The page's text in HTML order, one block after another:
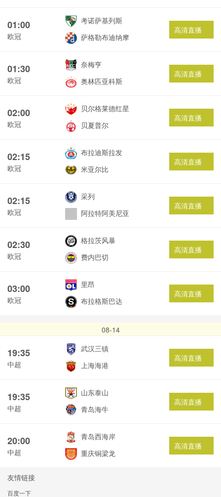
01:00
欧冠
考诺萨基列斯
萨格勒布迪纳摩
高清直播
01:30
欧冠
奈梅亨
奥林匹亚科斯
高清直播
02:00
欧冠
贝尔格莱德红星
贝夏普尔
高清直播
02:15
欧冠
布拉迪斯拉发
米亚尔比
高清直播
02:15
欧冠
采列
阿拉特阿美尼亚
高清直播
02:30
欧冠
格拉茨风暴
费内巴切
高清直播
03:00
欧冠
里昂
布拉格斯巴达
高清直播
08-14
19:35
中超
武汉三镇
上海海港
高清直播
19:35
中超
山东泰山
青岛海牛
高清直播
20:00
中超
青岛西海岸
重庆铜梁龙
高清直播
友情链接
百度一下